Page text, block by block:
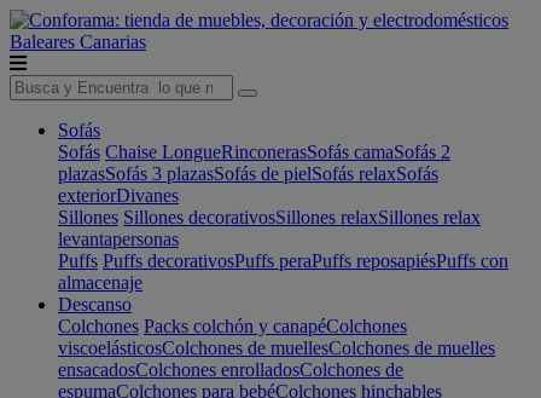
Baleares Canarias
Sofás
Sofás Chaise LongueRinconerasSofás camaSofás 2
plazasSofás 3 plazasSofás de pielSofás relaxSofás
exteriorDivanes
Sillones Sillones decorativosSillones relaxSillones relax
levantapersonas
Puffs Puffs decorativosPuffs peraPuffs reposapiésPuffs con
almacenaje
Descanso
Colchones Packs colchón y canapéColchones
viscoelásticosColchones de muellesColchones de muelles
ensacadosColchones enrolladosColchones de
espumaColchones para bebéColchones hinchables